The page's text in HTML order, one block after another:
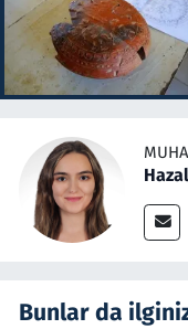
Bunlar da